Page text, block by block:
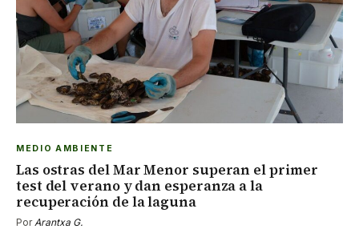
MEDIO AMBIENTE
Las ostras del Mar Menor superan el primer
test del verano y dan esperanza a la
recuperación de la laguna
Por Arantxa G.